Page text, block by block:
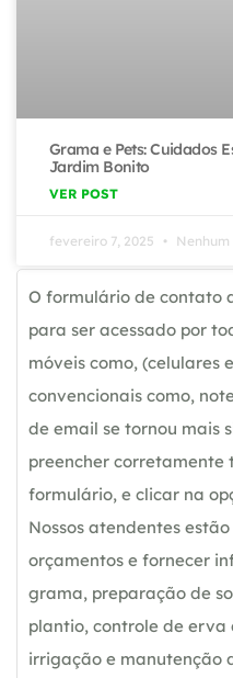
Grama e Pets: Cuidados
Jardim Bonito
VER POST
fevereiro 7, 2025
O formulário de contato
para ser acessado por
móveis como, (celulares
convencionais como,
de email se tornou mais
preencher corretamente
formulário, e clicar na
Nossos atendentes
orçamentos e fornecer
grama, preparação de
plantio, controle de
irrigação e manutenção